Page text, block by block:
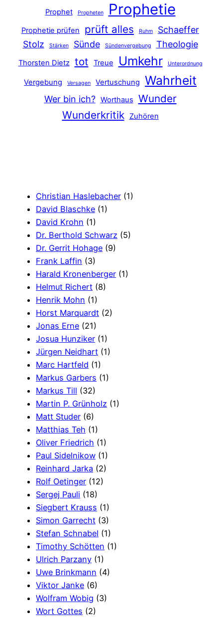
Prophet Propheten Prophetie
Prophetie prüfen prüft alles Ruhm
Schaeffer
Stolz
Stärken Sünde Sündenvergebung Theologie
Thorsten Dietz tot Treue Umkehr Unterordnung
Vergebung Versagen Vertuschung Wahrheit
Wer bin ich? Worthaus
Wunder
Wunderkritik
Zuhören
Christian Haslebacher (1)
David Blaschke (1)
David Krohn (1)
Dr. Berthold Schwarz (5)
Dr. Gerrit Hohage (9)
Frank Laffin (3)
Harald Kronenberger (1)
Helmut Richert (8)
Henrik Mohn (1)
Horst Marquardt (2)
Jonas Erne (21)
Josua Hunziker (1)
Jürgen Neidhart (1)
Marc Hartfeld (1)
Markus Garbers (1)
Markus Till (32)
Martin P. Grünholz (1)
Matt Studer (6)
Matthias Teh (1)
Oliver Friedrich (1)
Paul Sidelnikow (1)
Reinhard Jarka (2)
Rolf Oetinger (12)
Sergej Pauli (18)
Siegbert Krauss (1)
Simon Garrecht (3)
Stefan Schnabel (1)
Timothy Schötten (1)
Ulrich Parzany (1)
Uwe Brinkmann (4)
Viktor Janke (6)
Wolfram Wobig (3)
Wort Gottes (2)